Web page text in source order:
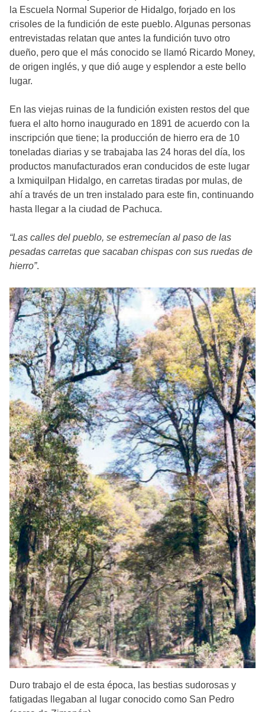
la Escuela Normal Superior de Hidalgo, forjado en los
crisoles de la fundición de este pueblo. Algunas personas
entrevistadas relatan que antes la fundición tuvo otro
dueño, pero que el más conocido se llamó Ricardo Money,
de origen inglés, y que dió auge y esplendor a este bello
lugar.
En las viejas ruinas de la fundición existen restos del que
fuera el alto horno inaugurado en 1891 de acuerdo con la
inscripción que tiene; la producción de hierro era de 10
toneladas diarias y se trabajaba las 24 horas del día, los
productos manufacturados eran conducidos de este lugar
a Ixmiquilpan Hidalgo, en carretas tiradas por mulas, de
ahí a través de un tren instalado para este fin, continuando
hasta llegar a la ciudad de Pachuca.
“Las calles del pueblo, se estremecían al paso de las
pesadas carretas que sacaban chispas con sus ruedas de
hierro”.
Duro trabajo el de esta época, las bestias sudorosas y
fatigadas llegaban al lugar conocido como San Pedro